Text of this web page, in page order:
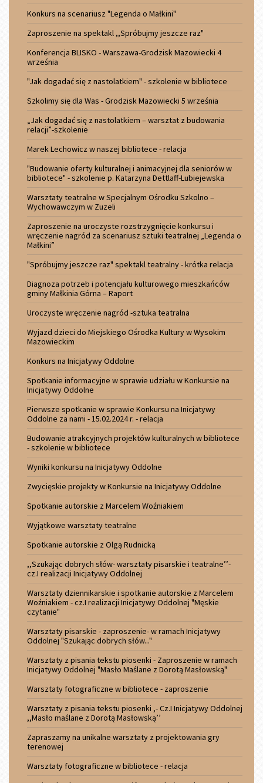
Konkurs na scenariusz "Legenda o Małkini"
Zaproszenie na spektakl ,,Spróbujmy jeszcze raz"
Konferencja BLISKO - Warszawa-Grodzisk Mazowiecki 4
września
"Jak dogadać się z nastolatkiem" - szkolenie w bibliotece
Szkolimy się dla Was - Grodzisk Mazowiecki 5 września
„Jak dogadać się z nastolatkiem – warsztat z budowania
relacji”-szkolenie
Marek Lechowicz w naszej bibliotece - relacja
"Budowanie oferty kulturalnej i animacyjnej dla seniorów w
bibliotece" - szkolenie p. Katarzyna Dettlaff-Lubiejewska
Warsztaty teatralne w Specjalnym Ośrodku Szkolno –
Wychowawczym w Zuzeli
Zaproszenie na uroczyste rozstrzygnięcie konkursu i
wręczenie nagród za scenariusz sztuki teatralnej „Legenda o
Małkini”
"Spróbujmy jeszcze raz" spektakl teatralny - krótka relacja
Diagnoza potrzeb i potencjału kulturowego mieszkańców
gminy Małkinia Górna – Raport
Uroczyste wręczenie nagród -sztuka teatralna
Wyjazd dzieci do Miejskiego Ośrodka Kultury w Wysokim
Mazowieckim
Konkurs na Inicjatywy Oddolne
Spotkanie informacyjne w sprawie udziału w Konkursie na
Inicjatywy Oddolne
Pierwsze spotkanie w sprawie Konkursu na Inicjatywy
Oddolne za nami - 15.02.2024 r. - relacja
Budowanie atrakcyjnych projektów kulturalnych w bibliotece
- szkolenie w bibliotece
Wyniki konkursu na Inicjatywy Oddolne
Zwycięskie projekty w Konkursie na Inicjatywy Oddolne
Spotkanie autorskie z Marcelem Woźniakiem
Wyjątkowe warsztaty teatralne
Spotkanie autorskie z Olgą Rudnicką
,,Szukając dobrych słów- warsztaty pisarskie i teatralne’’-
cz.I realizacji Inicjatywy Oddolnej
Warsztaty dziennikarskie i spotkanie autorskie z Marcelem
Woźniakiem - cz.I realizacji Inicjatywy Oddolnej "Męskie
czytanie"
Warsztaty pisarskie - zaproszenie- w ramach Inicjatywy
Oddolnej "Szukając dobrych słów..."
Warsztaty z pisania tekstu piosenki - Zaproszenie w ramach
Inicjatywy Oddolnej "Masło Maślane z Dorotą Masłowską"
Warsztaty fotograficzne w bibliotece - zaproszenie
Warsztaty z pisania tekstu piosenki ,- Cz.I Inicjatywy Oddolnej
,,Masło maślane z Dorotą Masłowską’’
Zapraszamy na unikalne warsztaty z projektowania gry
terenowej
Warsztaty fotograficzne w bibliotece - relacja